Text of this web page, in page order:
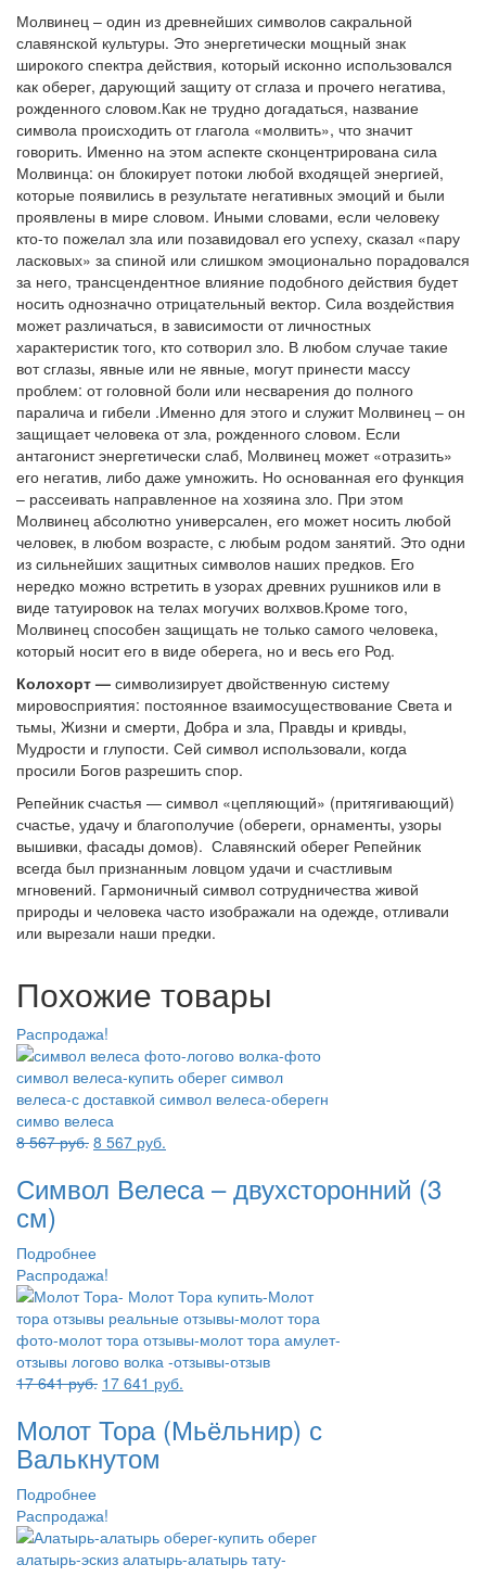
Молвинец – один из древнейших символов сакральной
славянской культуры. Это энергетически мощный знак
широкого спектра действия, который исконно использовался
как оберег, дарующий защиту от сглаза и прочего негатива,
рожденного словом.Как не трудно догадаться, название
символа происходить от глагола «молвить», что значит
говорить. Именно на этом аспекте сконцентрирована сила
Молвинца: он блокирует потоки любой входящей энергией,
которые появились в результате негативных эмоций и были
проявлены в мире словом. Иными словами, если человеку
кто-то пожелал зла или позавидовал его успеху, сказал «пару
ласковых» за спиной или слишком эмоционально порадовался
за него, трансцендентное влияние подобного действия будет
носить однозначно отрицательный вектор. Сила воздействия
может различаться, в зависимости от личностных
характеристик того, кто сотворил зло. В любом случае такие
вот сглазы, явные или не явные, могут принести массу
проблем: от головной боли или несварения до полного
паралича и гибели .Именно для этого и служит Молвинец – он
защищает человека от зла, рожденного словом. Если
антагонист энергетически слаб, Молвинец может «отразить»
его негатив, либо даже умножить. Но основанная его функция
– рассеивать направленное на хозяина зло. При этом
Молвинец абсолютно универсален, его может носить любой
человек, в любом возрасте, с любым родом занятий. Это одни
из сильнейших защитных символов наших предков. Его
нередко можно встретить в узорах древних рушников или в
виде татуировок на телах могучих волхвов.Кроме того,
Молвинец способен защищать не только самого человека,
который носит его в виде оберега, но и весь его Род.
Колохорт — символизирует двойственную систему
мировосприятия: постоянное взаимосуществование Света и
тьмы, Жизни и смерти, Добра и зла, Правды и кривды,
Мудрости и глупости. Сей символ использовали, когда
просили Богов разрешить спор.
Репейник счастья — символ «цепляющий» (притягивающий)
счастье, удачу и благополучие (обереги, орнаменты, узоры
вышивки, фасады домов). Славянский оберег Репейник
всегда был признанным ловцом удачи и счастливым
мгновений. Гармоничный символ сотрудничества живой
природы и человека часто изображали на одежде, отливали
или вырезали наши предки.
Похожие товары
Распродажа!
8 567руб. Первоначальная
составляла
8
8 567 руб.
8
567 руб..
Символ Велеса – двухсторонний (3
см)
Подробнее
Распродажа!
17 641руб. Первоначальная
составляла
17
641 руб..
17 641 руб.
17
641 руб..
Молот Тора (Мьёльнир) с
Валькнутом
Подробнее
Распродажа!